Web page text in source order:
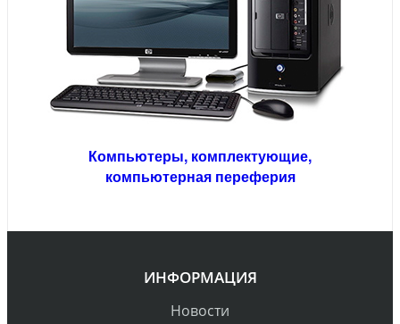
Компьютеры, комплектующие,
компьютерная переферия
ИНФОРМАЦИЯ
Новости